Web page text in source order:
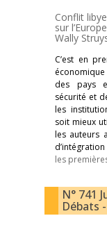
Conflit
sur
Wally
C’est en
des pays
sécurité et
les
soit mieux
les auteurs
les
N° 741
Débats